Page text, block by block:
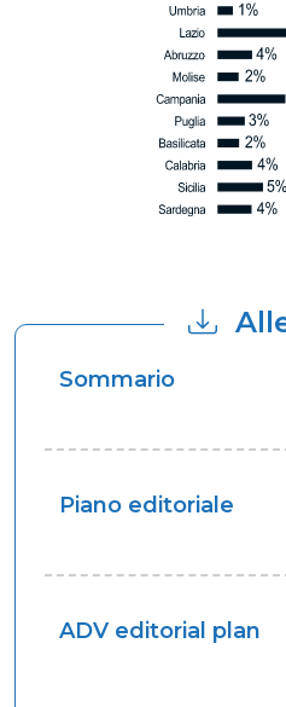
Sommario
Piano editoriale
ADV editorial plan